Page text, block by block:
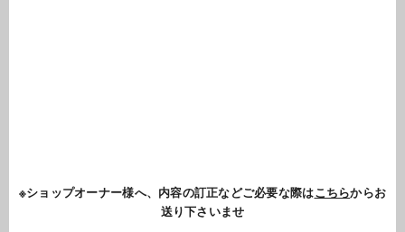
※ショップオーナー様へ、内容の訂正などご必要な際はこちらからお
送り下さいませ